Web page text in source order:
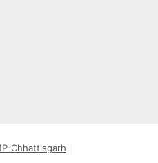
Chhattisgarh